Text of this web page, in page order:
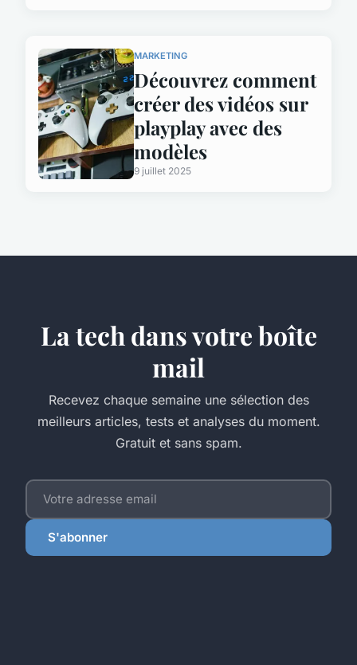
MARKETING
Découvrez comment
créer des vidéos sur
playplay avec des
modèles
9 juillet 2025
La tech dans votre boîte
mail
Recevez chaque semaine une sélection des
meilleurs articles, tests et analyses du moment.
Gratuit et sans spam.
S'abonner